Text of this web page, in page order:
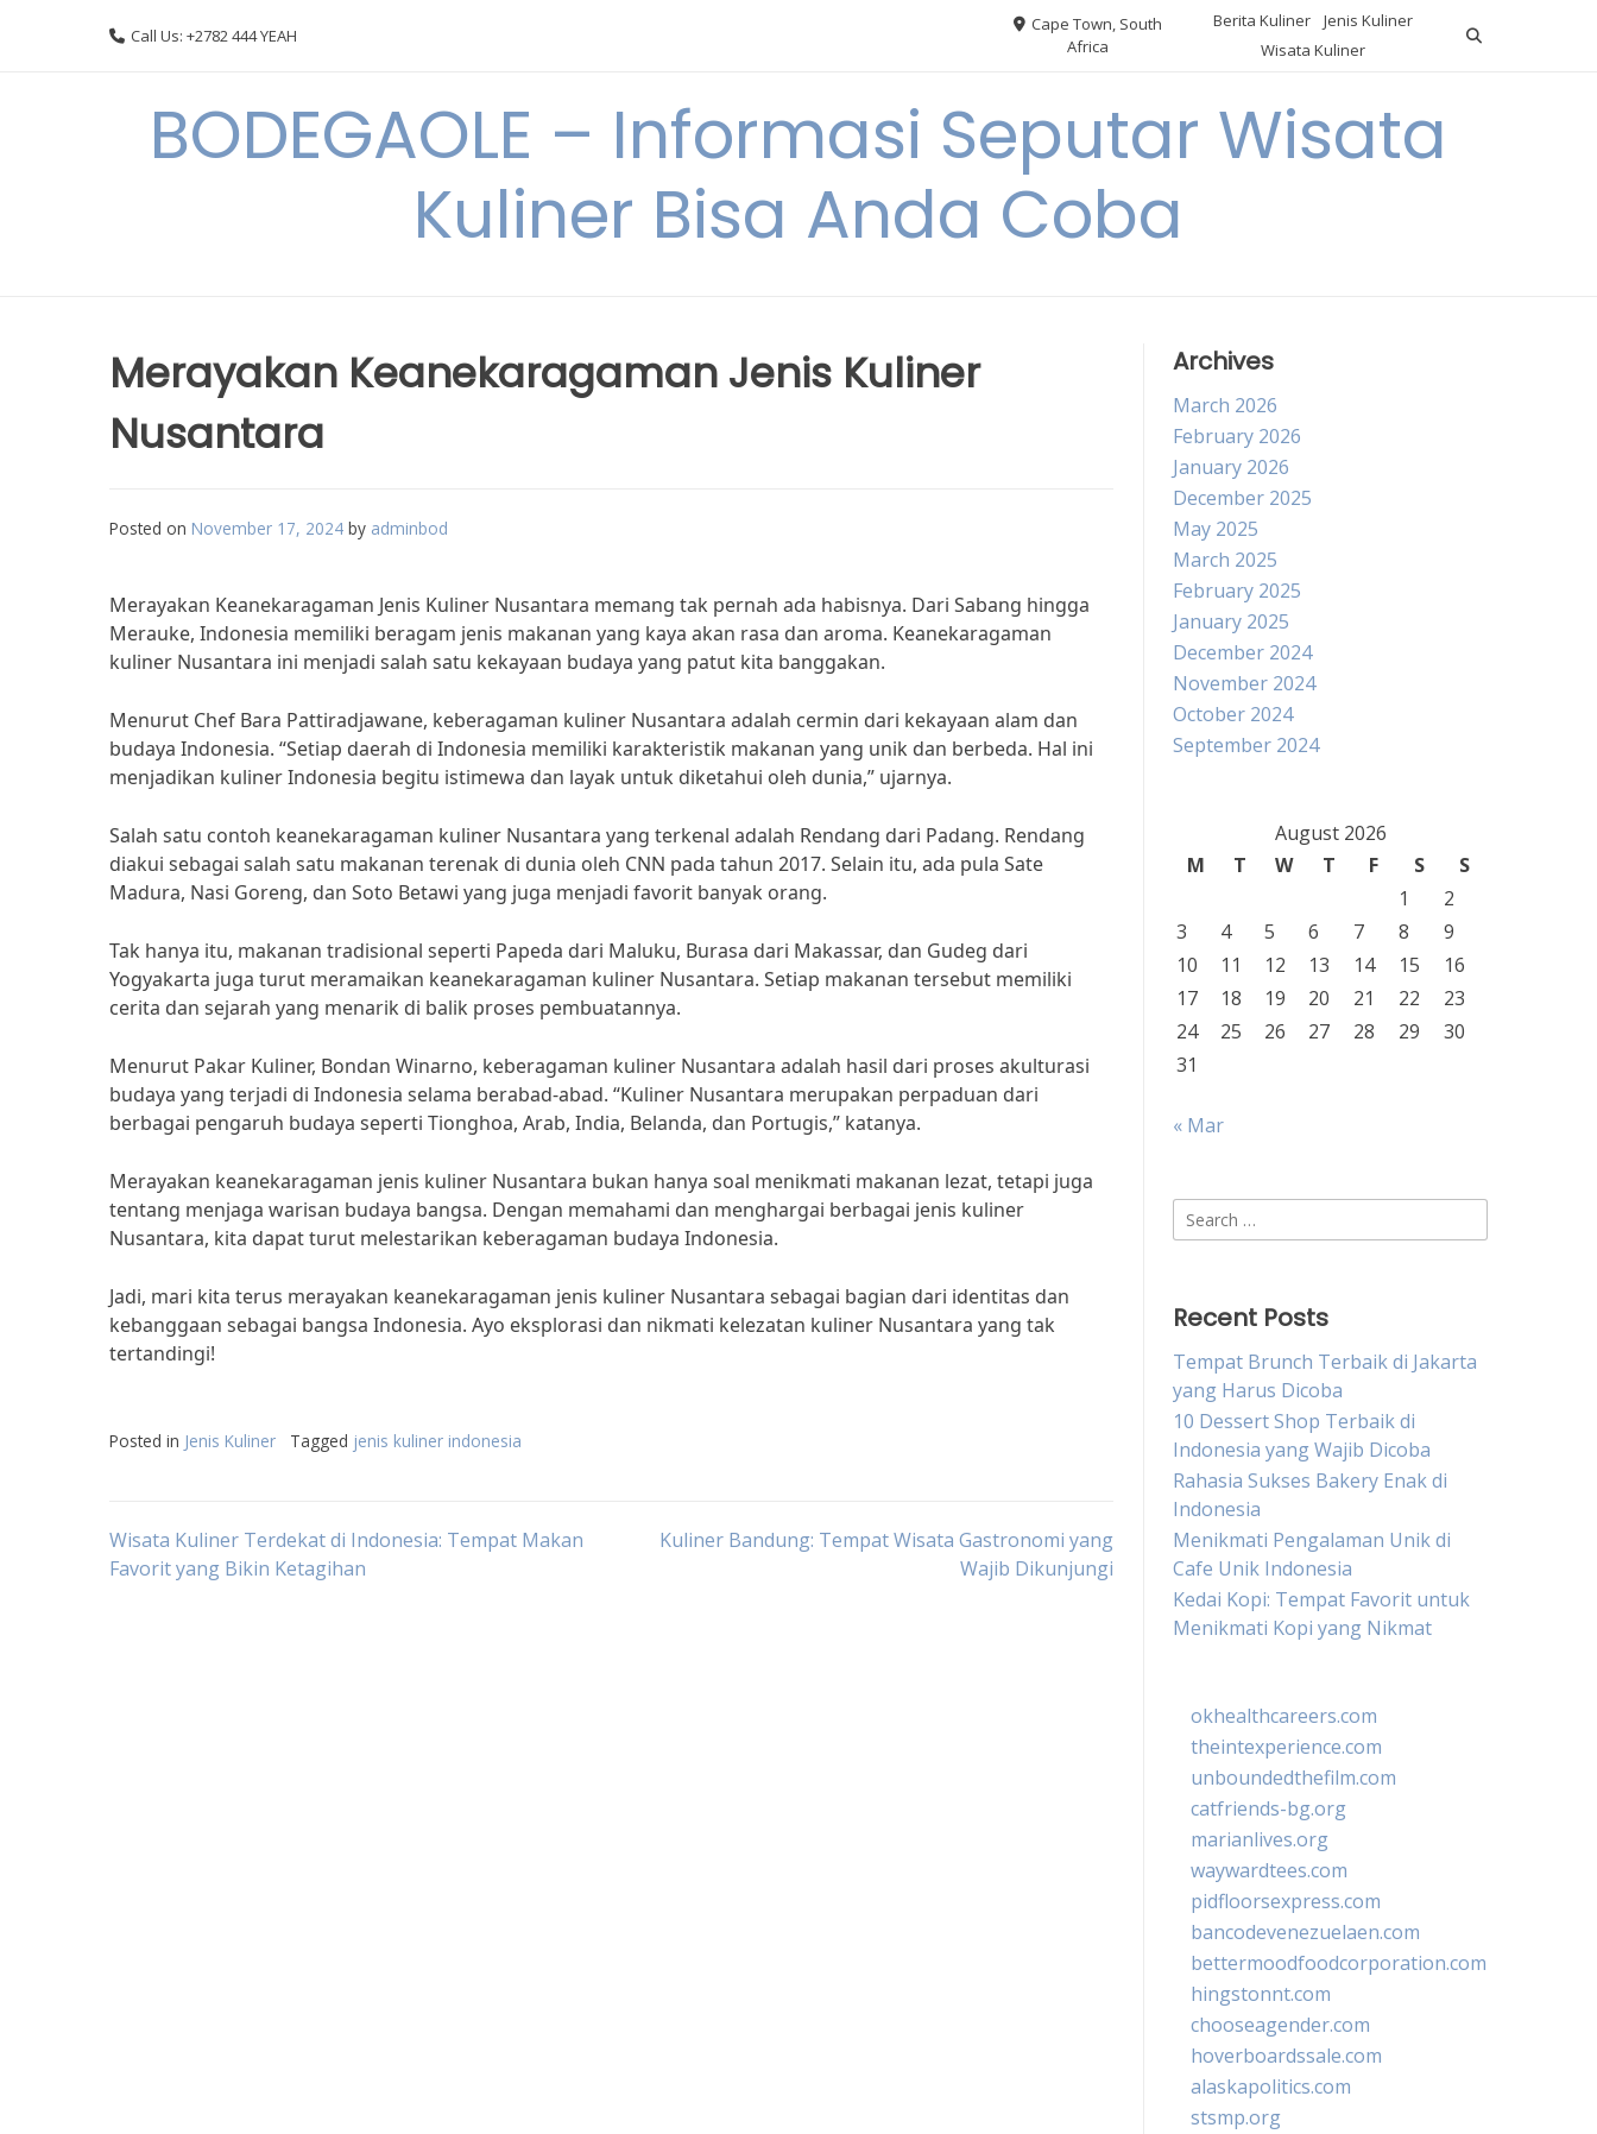
Call Us: +2782 444 YEAH
Cape Town, South
Africa
Berita Kuliner
Jenis Kuliner
Wisata Kuliner
BODEGAOLE – Informasi Seputar Wisata
Kuliner Bisa Anda Coba
Merayakan Keanekaragaman Jenis Kuliner
Nusantara
Posted on November 17, 2024 by adminbod
Merayakan Keanekaragaman Jenis Kuliner Nusantara memang tak pernah ada habisnya. Dari Sabang hingga
Merauke, Indonesia memiliki beragam jenis makanan yang kaya akan rasa dan aroma. Keanekaragaman
kuliner Nusantara ini menjadi salah satu kekayaan budaya yang patut kita banggakan.
Menurut Chef Bara Pattiradjawane, keberagaman kuliner Nusantara adalah cermin dari kekayaan alam dan
budaya Indonesia. “Setiap daerah di Indonesia memiliki karakteristik makanan yang unik dan berbeda. Hal ini
menjadikan kuliner Indonesia begitu istimewa dan layak untuk diketahui oleh dunia,” ujarnya.
Salah satu contoh keanekaragaman kuliner Nusantara yang terkenal adalah Rendang dari Padang. Rendang
diakui sebagai salah satu makanan terenak di dunia oleh CNN pada tahun 2017. Selain itu, ada pula Sate
Madura, Nasi Goreng, dan Soto Betawi yang juga menjadi favorit banyak orang.
Tak hanya itu, makanan tradisional seperti Papeda dari Maluku, Burasa dari Makassar, dan Gudeg dari
Yogyakarta juga turut meramaikan keanekaragaman kuliner Nusantara. Setiap makanan tersebut memiliki
cerita dan sejarah yang menarik di balik proses pembuatannya.
Menurut Pakar Kuliner, Bondan Winarno, keberagaman kuliner Nusantara adalah hasil dari proses akulturasi
budaya yang terjadi di Indonesia selama berabad-abad. “Kuliner Nusantara merupakan perpaduan dari
berbagai pengaruh budaya seperti Tionghoa, Arab, India, Belanda, dan Portugis,” katanya.
Merayakan keanekaragaman jenis kuliner Nusantara bukan hanya soal menikmati makanan lezat, tetapi juga
tentang menjaga warisan budaya bangsa. Dengan memahami dan menghargai berbagai jenis kuliner
Nusantara, kita dapat turut melestarikan keberagaman budaya Indonesia.
Jadi, mari kita terus merayakan keanekaragaman jenis kuliner Nusantara sebagai bagian dari identitas dan
kebanggaan sebagai bangsa Indonesia. Ayo eksplorasi dan nikmati kelezatan kuliner Nusantara yang tak
tertandingi!
Posted in Jenis Kuliner Tagged jenis kuliner indonesia
Post
Wisata Kuliner Terdekat di Indonesia: Tempat Makan
Favorit yang Bikin Ketagihan
Kuliner Bandung: Tempat Wisata Gastronomi yang
Wajib Dikunjungi
Archives
March 2026
February 2026
January 2026
December 2025
May 2025
March 2025
February 2025
January 2025
December 2024
November 2024
October 2024
September 2024
August 2026
M
T W T F S
S
1
2
3
4 5 6 7 8
9
10
11 12 13 14 15
16
17
18 19 20 21 22
23
24
25 26 27 28 29
30
31
« Mar
Search
for:
Recent Posts
Tempat Brunch Terbaik di Jakarta
yang Harus Dicoba
10 Dessert Shop Terbaik di
Indonesia yang Wajib Dicoba
Rahasia Sukses Bakery Enak di
Indonesia
Menikmati Pengalaman Unik di
Cafe Unik Indonesia
Kedai Kopi: Tempat Favorit untuk
Menikmati Kopi yang Nikmat
okhealthcareers.com
theintexperience.com
unboundedthefilm.com
catfriends-bg.org
marianlives.org
waywardtees.com
pidfloorsexpress.com
bancodevenezuelaen.com
bettermoodfoodcorporation.com
hingstonnt.com
chooseagender.com
hoverboardssale.com
alaskapolitics.com
stsmp.org